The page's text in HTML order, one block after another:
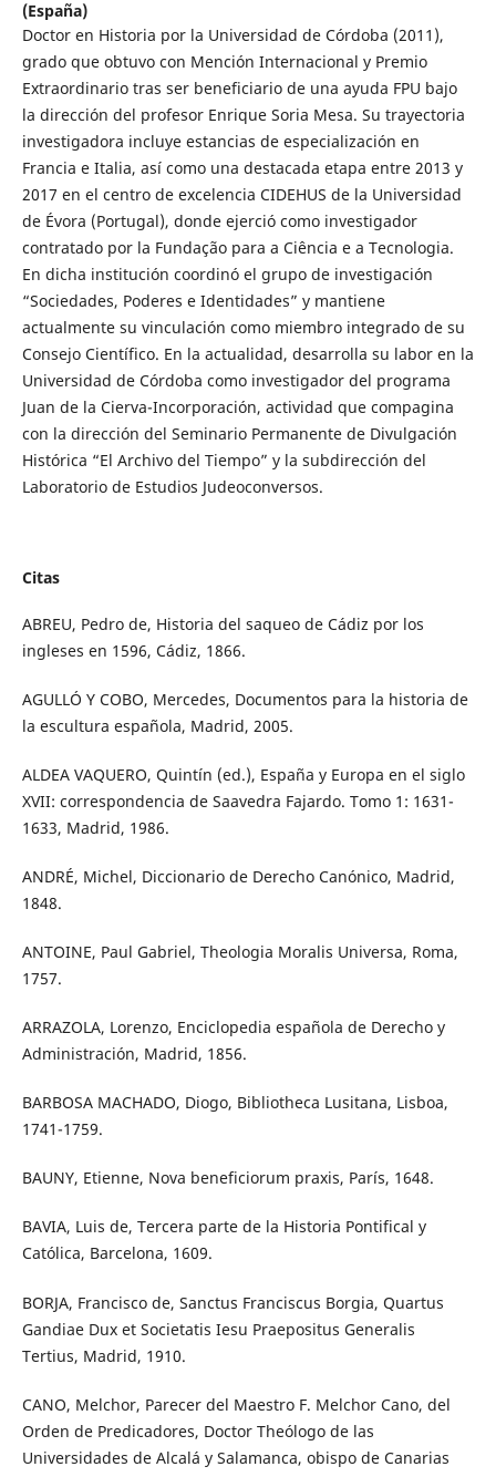
(España)
Doctor en Historia por la Universidad de Córdoba (2011),
grado que obtuvo con Mención Internacional y Premio
Extraordinario tras ser beneficiario de una ayuda FPU bajo
la dirección del profesor Enrique Soria Mesa. Su trayectoria
investigadora incluye estancias de especialización en
Francia e Italia, así como una destacada etapa entre 2013 y
2017 en el centro de excelencia CIDEHUS de la Universidad
de Évora (Portugal), donde ejerció como investigador
contratado por la Fundação para a Ciência e a Tecnologia.
En dicha institución coordinó el grupo de investigación
“Sociedades, Poderes e Identidades” y mantiene
actualmente su vinculación como miembro integrado de su
Consejo Científico. En la actualidad, desarrolla su labor en la
Universidad de Córdoba como investigador del programa
Juan de la Cierva-Incorporación, actividad que compagina
con la dirección del Seminario Permanente de Divulgación
Histórica “El Archivo del Tiempo” y la subdirección del
Laboratorio de Estudios Judeoconversos.
Citas
ABREU, Pedro de, Historia del saqueo de Cádiz por los
ingleses en 1596, Cádiz, 1866.
AGULLÓ Y COBO, Mercedes, Documentos para la historia de
la escultura española, Madrid, 2005.
ALDEA VAQUERO, Quintín (ed.), España y Europa en el siglo
XVII: correspondencia de Saavedra Fajardo. Tomo 1: 1631-
1633, Madrid, 1986.
ANDRÉ, Michel, Diccionario de Derecho Canónico, Madrid,
1848.
ANTOINE, Paul Gabriel, Theologia Moralis Universa, Roma,
1757.
ARRAZOLA, Lorenzo, Enciclopedia española de Derecho y
Administración, Madrid, 1856.
BARBOSA MACHADO, Diogo, Bibliotheca Lusitana, Lisboa,
1741-1759.
BAUNY, Etienne, Nova beneficiorum praxis, París, 1648.
BAVIA, Luis de, Tercera parte de la Historia Pontifical y
Católica, Barcelona, 1609.
BORJA, Francisco de, Sanctus Franciscus Borgia, Quartus
Gandiae Dux et Societatis Iesu Praepositus Generalis
Tertius, Madrid, 1910.
CANO, Melchor, Parecer del Maestro F. Melchor Cano, del
Orden de Predicadores, Doctor Theólogo de las
Universidades de Alcalá y Salamanca, obispo de Canarias